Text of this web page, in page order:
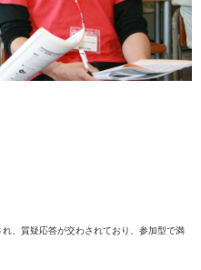
、質疑応答が交わされており、参加型で満